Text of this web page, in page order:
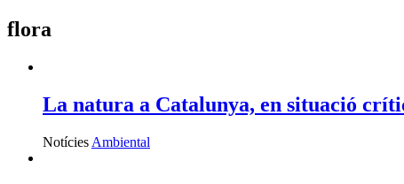
flora
La natura a Catalunya, en situació
Notícies Ambiental